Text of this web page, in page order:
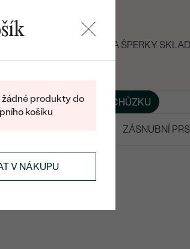
BLACK FRIDAY: −25 % NA ŠPERKY
DOMLUVIT SI SCHŮZKU
ZÁSNUBNÍ
NÁUŠNICE
produkty do
košíku
V NÁKUPU